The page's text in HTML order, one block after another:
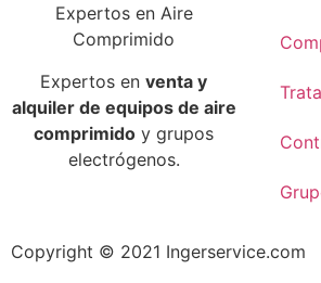
Expertos en Aire
Comprimido
Expertos en venta y
alquiler de equipos de aire
comprimido y grupos
electrógenos.
Copyright © 2021 Ingerservice.com